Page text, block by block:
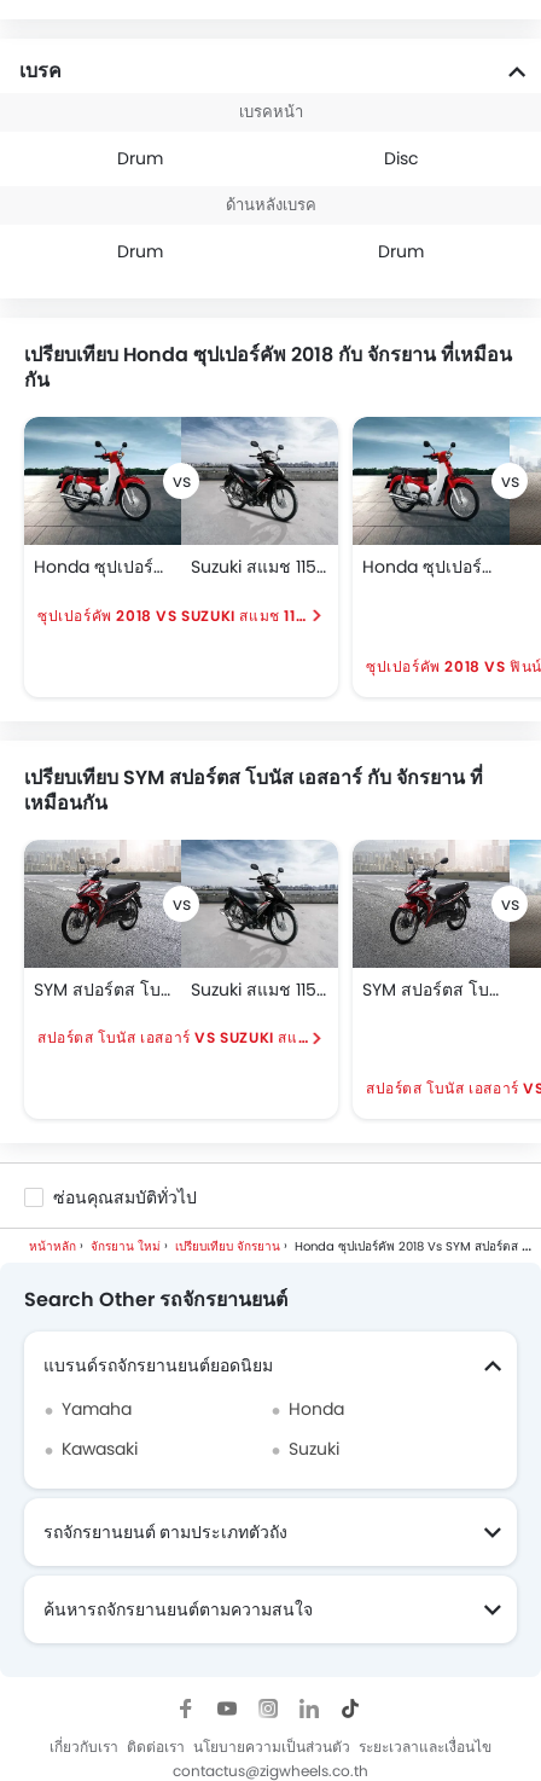
เบรค
เบรคหน้า
Drum Disc
ด้านหลังเบรค
Drum Drum
เปรียบเทียบ Honda ซุปเปอร์คัพ 2018 กับ จักรยาน ที่เหมือน
กัน
Honda ซุปเปอร์คัพ 2018 Suzuki สแมช 115 เอฟแอล
ซุปเปอร์คัพ 2018 VS SUZUKI สแมช 115 เอฟแอล
Honda ซุปเปอร์คัพ 2018
ซุปเปอร์คัพ 2018 VS ฟินน์
เปรียบเทียบ SYM สปอร์ตส โบนัส เอสอาร์ กับ จักรยาน ที่
เหมือนกัน
SYM สปอร์ตส โบนัส เอสอาร์ Suzuki สแมช 115 เอฟแอล
สปอร์ตส โบนัส เอสอาร์ VS SUZUKI สแมช 115 เอฟแอล
SYM สปอร์ตส โบนัส เอสอาร์
สปอร์ตส โบนัส เอสอาร์
ซ่อนคุณสมบัติทั่วไป
หน้าหลัก จักรยาน ใหม่ เปรียบเทียบ จักรยาน Honda ซุปเปอร์คัพ 2018 Vs SYM สปอร์ตส โบนัส เอสอาร์
Search Other รถจักรยานยนต์
แบรนด์รถจักรยานยนต์ยอดนิยม
Yamaha
Honda
Kawasaki
Suzuki
รถจักรยานยนต์ ตามประเภทตัวถัง
ค้นหารถจักรยานยนต์ตามความสนใจ
เกี่ยวกับเรา ติดต่อเรา นโยบายความเป็นส่วนตัว ระยะเวลาและเงื่อนไข
contactus@zigwheels.co.th